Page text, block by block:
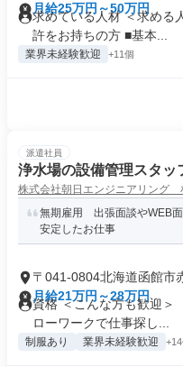
月給25万円～50万円
求めている人材 ＜求める
許をお持ちの方 ■基本...
業界未経験歓迎 +11個
派遣社員
浄水場の設備管理スタッ
株式会社朝日エンジニアリング
無期雇用 出張面談やWEB
安定したお仕事
〒041-0804北海道函館市
月給21万円～28万円
資格 ＜こんな方も歓迎＞
ローワークで仕事探し...
制服あり 業界未経験歓迎